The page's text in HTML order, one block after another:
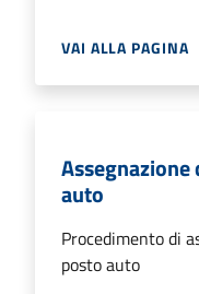
VAI ALLA PAGINA
auto
Procedimento di
posto auto